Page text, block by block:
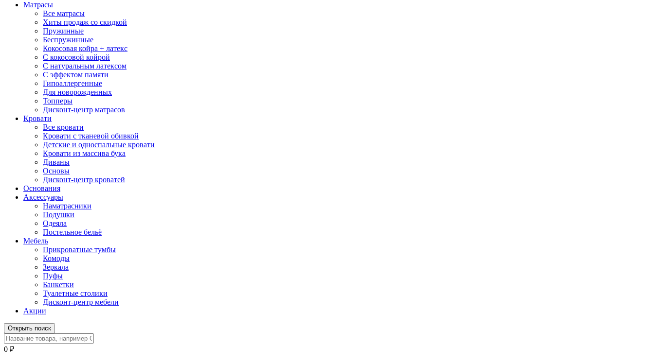
Матрасы
Все матрасы
Хиты продаж со скидкой
Пружинные
Беспружинные
Кокосовая койра + латекс
С кокосовой койрой
С натуральным латексом
С эффектом памяти
Гипоаллергенные
Для новорожденных
Топперы
Дисконт-центр матрасов
Кровати
Все кровати
Кровати с тканевой обивкой
Детские и односпальные кровати
Кровати из массива бука
Диваны
Основы
Дисконт-центр кроватей
Основания
Аксессуары
Наматрасники
Подушки
Одеяла
Постельное бельё
Мебель
Прикроватные тумбы
Комоды
Зеркала
Пуфы
Банкетки
Туалетные столики
Дисконт-центр мебели
Акции
Открыть поиск
0 ₽